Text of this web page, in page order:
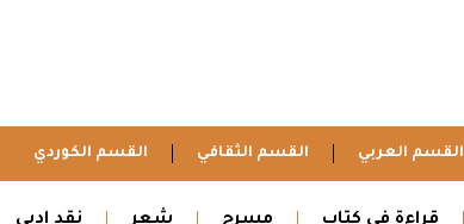
القسم العربي القسم الثقافي القسم الكوردي